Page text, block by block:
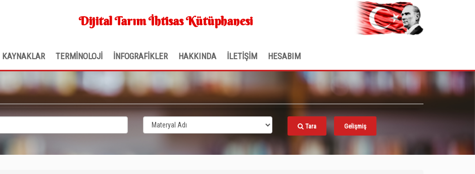
Dijital Tarım İhtisas Kütüphanesi
KAYNAKLAR TERMİNOLOJİ İNFOGRAFİKLER HAKKINDA İLETİŞİM HESABIM
Tara Gelişmiş